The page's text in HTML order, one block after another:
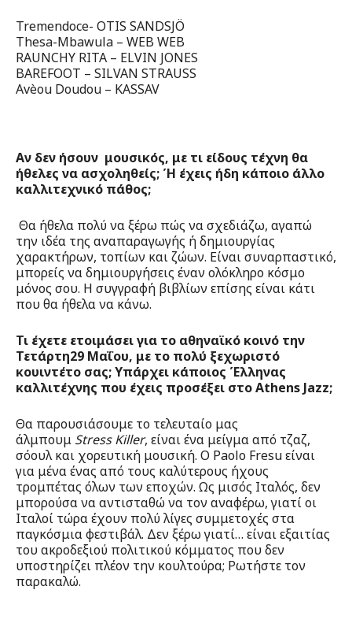
Tremendoce- OTIS SANDSJÖ
Thesa-Mbawula – WEB WEB
RAUNCHY RITA – ELVIN JONES
BAREFOOT – SILVAN STRAUSS
Avèou Doudou – KASSAV
Αν δεν ήσουν μουσικός, με τι είδους τέχνη θα
ήθελες να ασχοληθείς; Ή έχεις ήδη κάποιο άλλο
καλλιτεχνικό πάθος;
Θα ήθελα πολύ να ξέρω πώς να σχεδιάζω, αγαπώ
την ιδέα της αναπαραγωγής ή δημιουργίας
χαρακτήρων, τοπίων και ζώων. Είναι συναρπαστικό,
μπορείς να δημιουργήσεις έναν ολόκληρο κόσμο
μόνος σου. Η συγγραφή βιβλίων επίσης είναι κάτι
που θα ήθελα να κάνω.
Τι έχετε ετοιμάσει για το αθηναϊκό κοινό την
Τετάρτη29 Μαΐου, με το πολύ ξεχωριστό
κουιντέτο σας; Υπάρχει κάποιος Έλληνας
καλλιτέχνης που έχεις προσέξει στο Athens Jazz;
Θα παρουσιάσουμε το τελευταίο μας
άλμπουμ Stress Killer, είναι ένα μείγμα από τζαζ,
σόουλ και χορευτική μουσική. Ο Paolo Fresu είναι
για μένα ένας από τους καλύτερους ήχους
τρομπέτας όλων των εποχών. Ως μισός Ιταλός, δεν
μπορούσα να αντισταθώ να τον αναφέρω, γιατί οι
Ιταλοί τώρα έχουν πολύ λίγες συμμετοχές στα
παγκόσμια φεστιβάλ. Δεν ξέρω γιατί… είναι εξαιτίας
του ακροδεξιού πολιτικού κόμματος που δεν
υποστηρίζει πλέον την κουλτούρα; Ρωτήστε τον
παρακαλώ.